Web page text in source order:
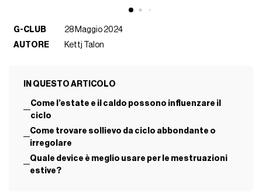
G-CLUB
28 Maggio 2024
AUTORE
Kettj Talon
IN QUESTO ARTICOLO
Come l’estate e il caldo possono influenzare il
ciclo
Come trovare sollievo da ciclo abbondante o
irregolare
Quale device è meglio usare per le mestruazioni
estive?